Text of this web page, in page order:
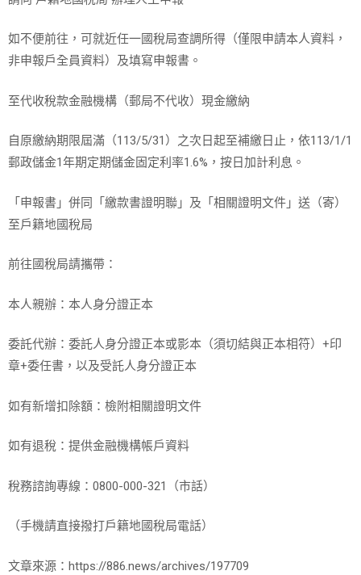
如不便前往，可就近任一國稅局查調所得（僅限申請本人資料，
非申報戶全員資料）及填寫申報書。
至代收稅款金融機構（郵局不代收）現金繳納
自原繳納期限屆滿（113/5/31）之次日起至補繳日止，依113/1/1
郵政儲金1年期定期儲金固定利率1.6%，按日加計利息。
「申報書」併同「繳款書證明聯」及「相關證明文件」送（寄）
至戶籍地國稅局
前往國稅局請攜帶：
本人親辦：本人身分證正本
委託代辦：委託人身分證正本或影本（須切結與正本相符）+印
章+委任書，以及受託人身分證正本
如有新增扣除額：檢附相關證明文件
如有退稅：提供金融機構帳戶資料
稅務諮詢專線：0800-000-321（市話）
（手機請直接撥打戶籍地國稅局電話）
文章來源：https://886.news/archives/197709